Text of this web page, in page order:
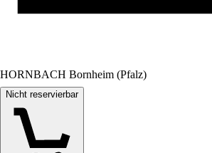
HORNBACH Bornheim (Pfalz)
Nicht reservierbar